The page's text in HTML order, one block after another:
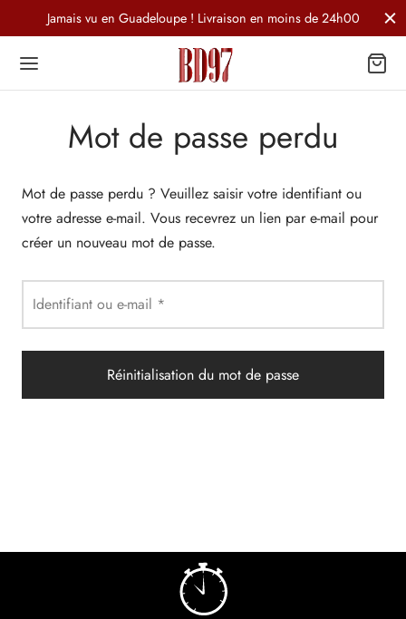
Jamais vu en Guadeloupe ! Livraison en moins de 24h00
Mot de passe perdu
Mot de passe perdu ? Veuillez saisir votre identifiant ou
votre adresse e-mail. Vous recevrez un lien par e-mail pour
créer un nouveau mot de passe.
Identifiant ou e-mail *
Réinitialisation du mot de passe